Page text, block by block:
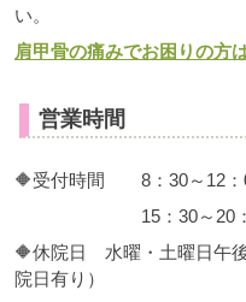
い。
肩甲骨の痛みでお困りの
営業時間
🔶受付時間 8：30～12
15：30～20
🔶休院日 水曜・土曜日午
院日有り）